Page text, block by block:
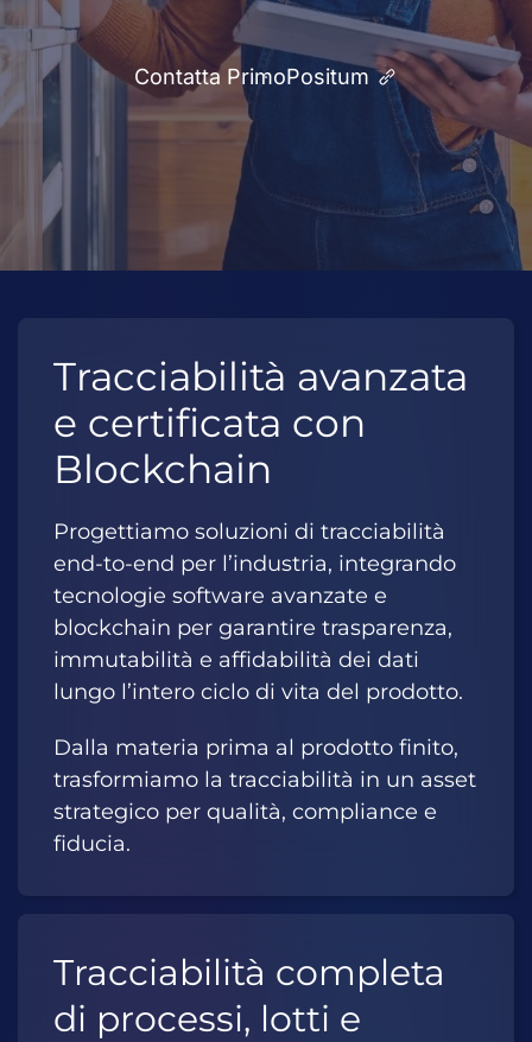
Contatta PrimoPositum
Tracciabilità avanzata
e certificata con
Blockchain
Progettiamo soluzioni di tracciabilità
end-to-end per l’industria, integrando
tecnologie software avanzate e
blockchain per garantire trasparenza,
immutabilità e affidabilità dei dati
lungo l’intero ciclo di vita del prodotto.
Dalla materia prima al prodotto finito,
trasformiamo la tracciabilità in un asset
strategico per qualità, compliance e
fiducia.
Tracciabilità completa
di processi, lotti e